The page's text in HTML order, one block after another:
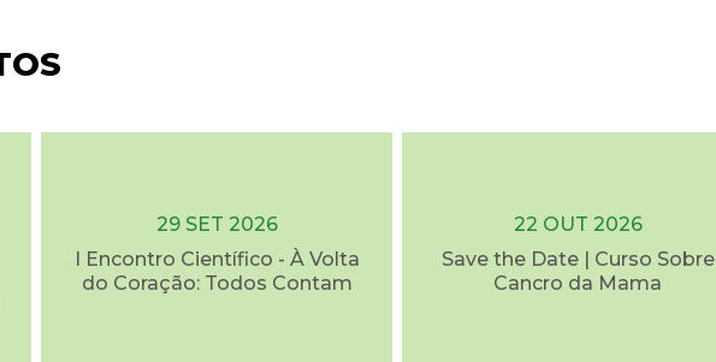
29 SET 2026
I Encontro Científico - À Volta
do Coração: Todos Contam
22 OUT 2026
Save the Date | Curso Sobre
Cancro da Mama